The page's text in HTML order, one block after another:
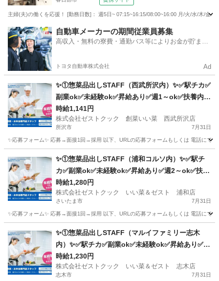
主婦(夫)の働くを応援！ [勤務日数]： 週5日~ 07:15~16:15/08:00~16:00 月/火/水/木/
埼玉 春日部市 キッチン
自動車メーカーの期間従業員募集
高収入・無料の寮費・通勤バス等によりお金が貯まり
トヨタ自動車株式会社 Ad
✨①惣菜品出しSTAFF（西武所沢内）✨✅駅チカ✅
副業ok✅未経験ok✅昇給あり✅週1～ok✅扶養内o
k
時給1,141円
株式会社ゼストクック 創菜いい菜 西武所沢店
所沢市 7月31日
✨応募フォーム✨ 応募→面接1回→採用 以下、URLの応募フォームもしくは 電話にて
キッチン スタッフ
✨①惣菜品出しSTAFF（浦和コルソ内）✨✅駅チ
カ✅副業ok✅未経験ok✅昇給あり✅週2～ok✅扶養
内ok
時給1,280円
株式会社ゼストクック いい菜＆ゼスト 浦和店
さいたま市 7月31日
✨応募フォーム✨ 応募→面接1回→採用 以下、URLの応募フォームもしくは 電話にて
さいたま市 キッチン
✨①惣菜品出しSTAFF（マルイファミリー志木
内）✨✅駅チカ✅副業ok✅未経験ok✅昇給あり✅週
2～ok✅扶養内ok
時給1,230円
株式会社ゼストクック いい菜＆ゼスト 志木店
志木市 7月31日